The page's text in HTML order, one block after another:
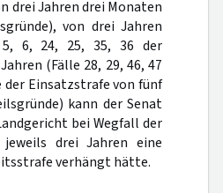
drei Jahren drei Monaten
von drei Jahren
6, 24, 25, 35, 36 der
(Fälle 28, 29, 46, 47
Einsatzstrafe von fünf
kann der Senat
bei Wegfall der
drei Jahren eine
verhängt hätte.